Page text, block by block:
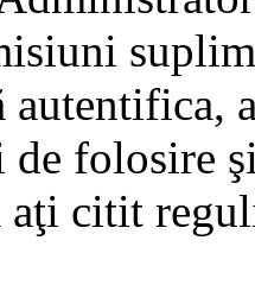
autentifica,
folosire
aţi citit